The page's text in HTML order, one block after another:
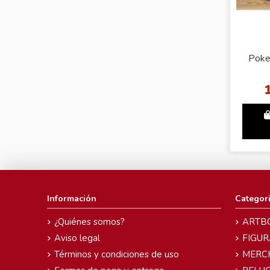
Información
¿Quiénes somos?
Aviso legal
Términos y condiciones de uso